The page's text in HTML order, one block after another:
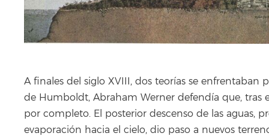
A finales del siglo XVIII, dos teorías se enfrentaban
de Humboldt, Abraham Werner defendía que, tras
por completo. El posterior descenso de las aguas,
evaporación hacia el cielo, dio paso a nuevos